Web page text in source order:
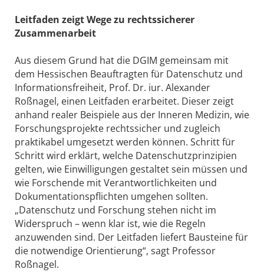
Leitfaden zeigt Wege zu rechtssicherer
Zusammenarbeit
Aus diesem Grund hat die DGIM gemeinsam mit
dem Hessischen Beauftragten für Datenschutz und
Informationsfreiheit, Prof. Dr. iur. Alexander
Roßnagel, einen Leitfaden erarbeitet. Dieser zeigt
anhand realer Beispiele aus der Inneren Medizin, wie
Forschungsprojekte rechtssicher und zugleich
praktikabel umgesetzt werden können. Schritt für
Schritt wird erklärt, welche Datenschutzprinzipien
gelten, wie Einwilligungen gestaltet sein müssen und
wie Forschende mit Verantwortlichkeiten und
Dokumentationspflichten umgehen sollten.
„Datenschutz und Forschung stehen nicht im
Widerspruch – wenn klar ist, wie die Regeln
anzuwenden sind. Der Leitfaden liefert Bausteine für
die notwendige Orientierung“, sagt Professor
Roßnagel.